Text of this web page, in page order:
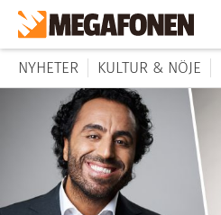
NYHETER KULTUR & NÖJE